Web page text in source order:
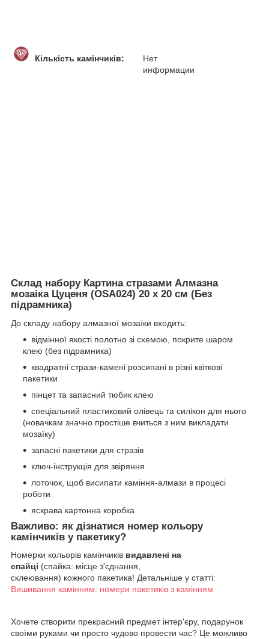
Кількість камінчиків:
Нет
информации
Склад набору Картина стразами Алмазна
мозаіка Цуценя (OSA024) 20 х 20 см (Без
підрамника)
До складу набору алмазної мозаїки входить:
відмінної якості полотно зі схемою, покрите шаром
клею (без підрамника)
квадратні стрази-камені розсипані в різні квіткові
пакетики
пінцет та запасний тюбик клею
спеціальний пластиковий олівець та силікон для нього
(новачкам значно простіше вчиться з ним викладати
мозаїку)
запасні пакетики для стразів
ключ-інструкція для звіряння
лоточок, щоб висипати каміння-алмази в процесі
роботи
яскрава картонна коробка
Важливо: як дізнатися номер кольору
камінчиків у пакетику?
Номерки кольорів камінчиків видавлені на
спайці (спайка: місце з'єднання,
склеювання) кожного пакетика! Детальніше у статті:
Вишивання камінням: номери пакетиків з камінням
Хочете створити прекрасний предмет інтер'єру, подарунок
своїми руками чи просто чудово провести час? Це можливо